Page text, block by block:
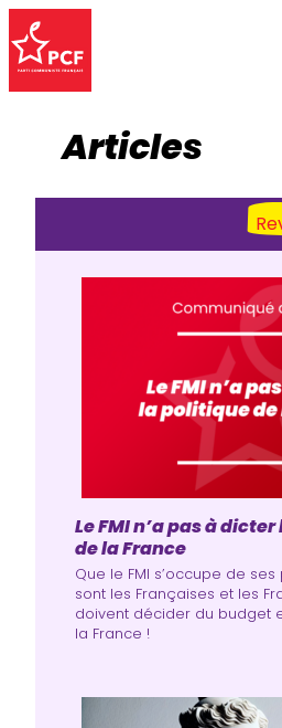
Articles
Le FMI n’a pas à
de la France
Que le FMI s’occupe de
sont les Françaises et les
doivent décider du budget
la France !